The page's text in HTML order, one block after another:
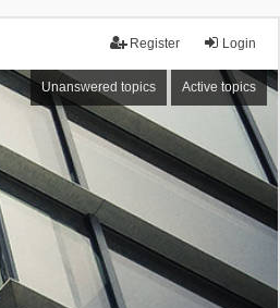
Login
Register
Unanswered topics Active topics